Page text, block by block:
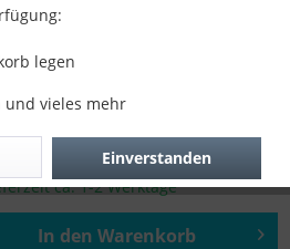
ca. 1-2 Werktage
In den Warenkorb
legen
vieles mehr
Einverstanden